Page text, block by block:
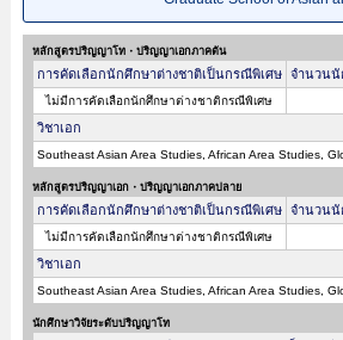
หลักสูตรปริญญาโท・ปริญญาเอกภาคต้น
การคัดเลือกนักศึกษาต่างชาติเป็นกรณีพิเศษ จำนวนนั
ไม่มีการคัดเลือกนักศึกษาต่างชาติกรณีพิเศษ
วิชาเอก
Southeast Asian Area Studies, African Area Studies,
หลักสูตรปริญญาเอก・ปริญญาเอกภาคปลาย
การคัดเลือกนักศึกษาต่างชาติเป็นกรณีพิเศษ จำนวนนั
ไม่มีการคัดเลือกนักศึกษาต่างชาติกรณีพิเศษ
วิชาเอก
Southeast Asian Area Studies, African Area Studies,
นักศึกษาวิจัยระดับปริญญาโท